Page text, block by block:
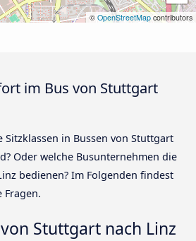
© OpenStreetMapcontributors
im Bus von Stuttgart
Sitzklassen in Bussen von Stuttgart
Oder welche Busunternehmen die
bedienen? Im Folgenden findest
Fragen.
Stuttgart nach Linz